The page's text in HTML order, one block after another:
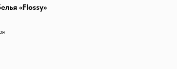
«Flossy»